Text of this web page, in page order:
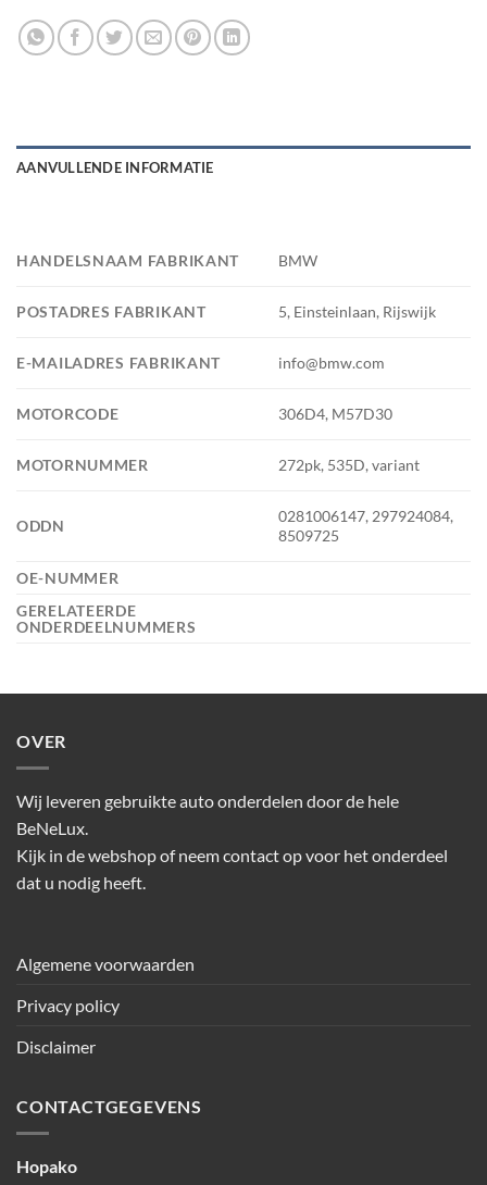
AANVULLENDE INFORMATIE
HANDELSNAAM FABRIKANT BMW
POSTADRES FABRIKANT 5, Einsteinlaan, Rijswijk
E-MAILADRES FABRIKANT info@bmw.com
MOTORCODE 306D4, M57D30
MOTORNUMMER 272pk, 535D, variant
ODDN
0281006147, 297924084,
8509725
OE-NUMMER
GERELATEERDE
ONDERDEELNUMMERS
OVER
Wij leveren gebruikte auto onderdelen door de hele
BeNeLux.
Kijk in de webshop of neem contact op voor het onderdeel
dat u nodig heeft.
Algemene voorwaarden
Privacy policy
Disclaimer
CONTACTGEGEVENS
Hopako